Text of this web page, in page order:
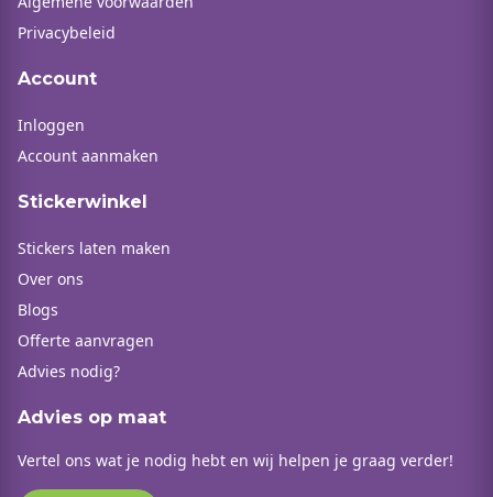
Privacybeleid
Account
Inloggen
Account aanmaken
Stickerwinkel
Stickers laten maken
Over ons
Blogs
Offerte aanvragen
Advies nodig?
Advies op maat
Vertel ons wat je nodig hebt en wij helpen je graag verder!